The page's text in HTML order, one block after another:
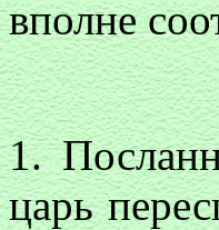
вполне
1.
царь